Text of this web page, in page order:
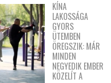
KÍNA
LAKOSSÁGA
GYORS
ÜTEMBEN
ÖREGSZIK: MÁR
MINDEN
NEGYEDIK EMBER
KÖZELÍT A